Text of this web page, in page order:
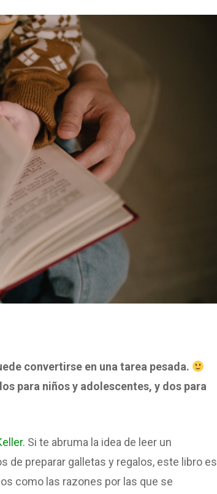
convertirse en una tarea pesada.
para niños y adolescentes, y dos para
Si te abruma la idea de leer un
de preparar galletas y regalos, este libro es
como las razones por las que se